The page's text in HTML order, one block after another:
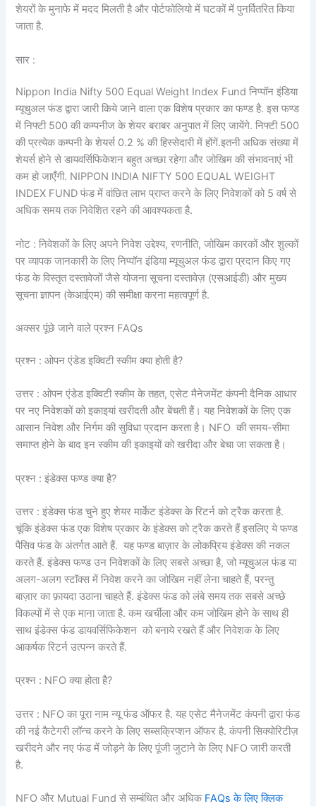
शेयरों के मुनाफे में मदद मिलती है और पोर्टफोलियो में घटकों में पुनर्वितरित किया
जाता है.
सार :
Nippon India Nifty 500 Equal Weight Index Fund निप्पॉन इंडिया
म्यूचुअल फंड द्वारा जारी किये जाने वाला एक विशेष प्रकार का फण्ड है. इस फण्ड
में निफ्टी 500 की कम्पनीज के शेयर बराबर अनुपात में लिए जायेंगे. निफ्टी 500
की प्रत्येक कम्पनी के शेयर्स 0.2 % की हिस्सेदारी में होंगें.इतनी अधिक संख्या में
शेयर्स होने से डायवर्सिफिकेशन बहुत अच्छा रहेगा और जोखिम की संभावनाएं भी
कम हो जाएँगी. NIPPON INDIA NIFTY 500 EQUAL WEIGHT
INDEX FUND फंड में वांछित लाभ प्राप्त करने के लिए निवेशकों को 5 वर्ष से
अधिक समय तक निवेशित रहने की आवश्यकता है.
नोट : निवेशकों के लिए अपने निवेश उद्देश्य, रणनीति, जोखिम कारकों और शुल्कों
पर व्यापक जानकारी के लिए निप्पॉन इंडिया म्यूचुअल फंड द्वारा प्रदान किए गए
फंड के विस्तृत दस्तावेजों जैसे योजना सूचना दस्तावेज़ (एसआईडी) और मुख्य
सूचना ज्ञापन (केआईएम) की समीक्षा करना महत्वपूर्ण है.
अक्सर पूंछे जाने वाले प्रश्न FAQs
प्रश्न : ओपन एंडेड इक्विटी स्कीम क्या होती है?
उत्तर : ओपन एंडेड इक्विटी स्कीम के तहत, एसेट मैनेजमेंट कंपनी दैनिक आधार
पर नए निवेशकों को इकाइयां खरीदती और बेंचती हैं। यह निवेशकों के लिए एक
आसान निवेश और निर्गम की सुविधा प्रदान करता है। NFO की समय-सीमा
समाप्त होने के बाद इन स्कीम की इकाइयों को खरीदा और बेचा जा सकता है।
प्रश्न : इंडेक्स फण्ड क्या है?
उत्तर : इंडेक्स फंड चुने हुए शेयर मार्केट इंडेक्स के रिटर्न को ट्रैक करता है.
चूंकि इंडेक्स फंड एक विशेष प्रकार के इंडेक्स को ट्रैक करते हैं इसलिए ये फण्ड
पैसिव फंड के अंतर्गत आते हैं. यह फण्ड बाज़ार के लोकप्रिय इंडेक्स की नकल
करते हैं. इंडेक्स फण्ड उन निवेशकों के लिए सबसे अच्छा है, जो म्यूचुअल फंड या
अलग-अलग स्टॉक्स में निवेश करने का जोखिम नहीं लेना चाहते हैं, परन्तु
बाज़ार का फ़ायदा उठाना चाहते हैं. इंडेक्स फंड को लंबे समय तक सबसे अच्छे
विकल्पों में से एक माना जाता है. कम खर्चीला और कम जोखिम होने के साथ ही
साथ इंडेक्स फंड डायवर्सिफिकेशन को बनाये रखते हैं और निवेशक के लिए
आकर्षक रिटर्न उत्पन्न करते हैं.
प्रश्न : NFO क्या होता है?
उत्तर : NFO का पूरा नाम न्यू फंड ऑफर है. यह एसेट मैनेजमेंट कंपनी द्वारा फंड
की नई कैटेगरी लॉन्च करने के लिए सब्सक्रिप्शन ऑफर है. कंपनी सिक्योरिटीज़
खरीदने और नए फंड में जोड़ने के लिए पूंजी जुटाने के लिए NFO जारी करती
है.
NFO और Mutual Fund से सम्बंधित और अधिक FAQs के लिए क्लिक